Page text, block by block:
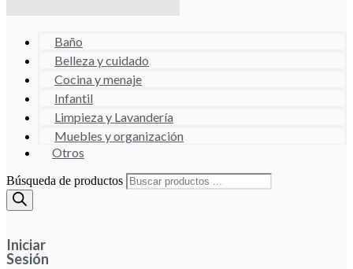
Baño
Belleza y cuidado
Cocina y menaje
Infantil
Limpieza y Lavandería
Muebles y organización
Otros
Búsqueda de productos
Iniciar
Sesión